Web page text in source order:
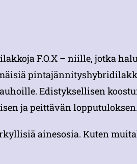
F.O.X – niille, jotka
Edistyksellisen
ja peittävän
ainesosia. Kuten